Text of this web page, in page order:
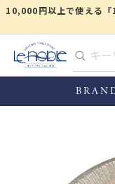
10,000円以上で使える『